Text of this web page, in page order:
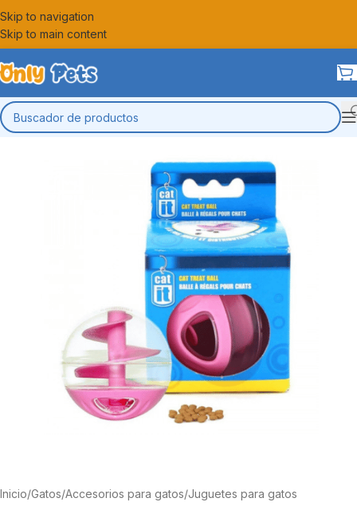
Skip to navigation
Skip to main content
Inicio/Gatos/Accesorios para gatos/Juguetes para gatos